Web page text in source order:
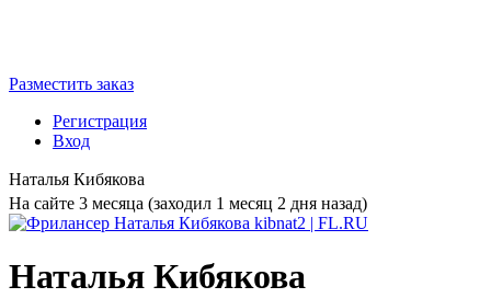
Разместить заказ
Регистрация
Вход
Наталья Кибякова
На сайте 3 месяца (заходил 1 месяц 2 дня назад)
Наталья Кибякова